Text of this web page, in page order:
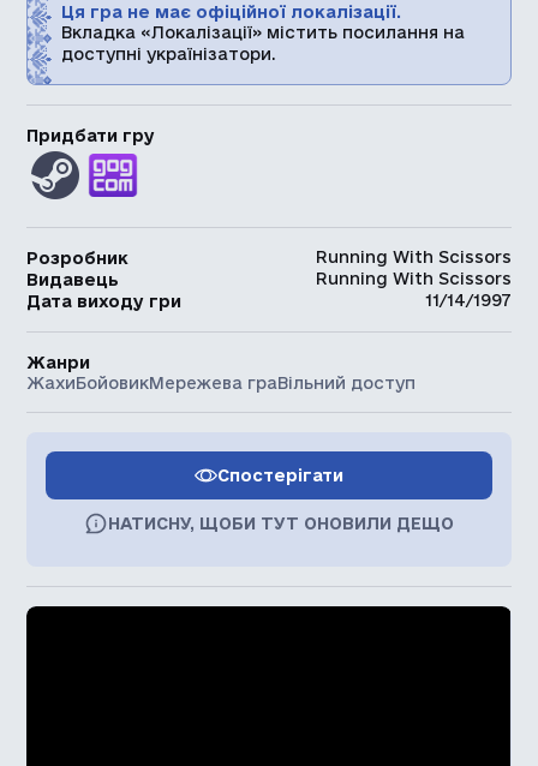
Ця гра не має офіційної локалізації.
Вкладка «Локалізації» містить посилання на
доступні українізатори.
Придбати гру
Розробник
Running With Scissors
Видавець
Running With Scissors
Дата виходу гри
11/14/1997
Жанри
ЖахиБойовикМережева граВільний доступ
Спостерігати
НАТИСНУ, ЩОБИ ТУТ ОНОВИЛИ ДЕЩО